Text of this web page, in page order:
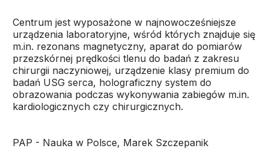
Centrum jest wyposażone w najnowocześniejsze
urządzenia laboratoryjne, wśród których znajduje się
m.in. rezonans magnetyczny, aparat do pomiarów
przezskórnej prędkości tlenu do badań z zakresu
chirurgii naczyniowej, urządzenie klasy premium do
badań USG serca, holograficzny system do
obrazowania podczas wykonywania zabiegów m.in.
kardiologicznych czy chirurgicznych.
PAP - Nauka w Polsce, Marek Szczepanik